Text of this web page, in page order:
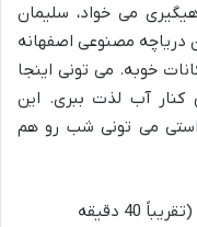
می خواد، سلیمان
دریاچه مصنوعی اصفهانه
خوبه. می تونی اینجا
کنار آب لذت ببری. این
می تونی شب رو هم
فاصله تا اصفهان: حدود 40 کیلومتر (تقریباً 40 دقیقه